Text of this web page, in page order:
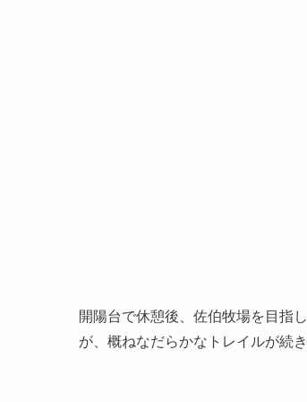
開陽台で休憩後、佐伯牧場を目指
が、概ねなだらかなトレイルが続